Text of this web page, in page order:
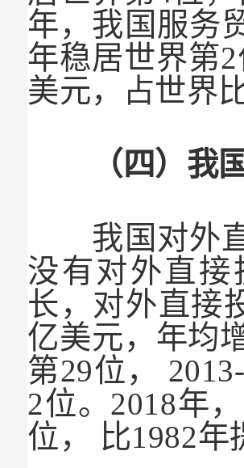
年，我国服务
年稳居世界第2
美元，占世界
（四）我国
我国对外直
没有对外直
长，对外直接
亿美元，年均
第29位，
2位。 2018年
位，
比1982年